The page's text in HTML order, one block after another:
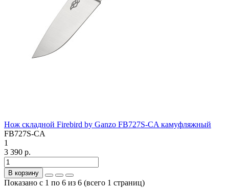
Нож складной Firebird by Ganzo FB727S-CA камуфляжный
FB727S-CA
1
3 390 р.
В корзину
Показано с 1 по 6 из 6 (всего 1 страниц)